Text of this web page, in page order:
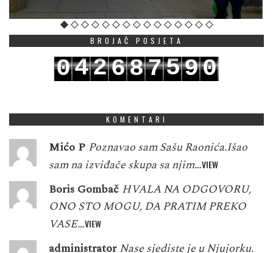
BROJAČ POSJETA
042687590
KOMENTARI
Mićo P Poznavao sam Sašu Raonića.Išao
sam na izviđače skupa sa njim…VIEW
Boris Gombač HVALA NA ODGOVORU,
ONO STO MOGU, DA PRATIM PREKO
VASE…VIEW
administrator Nase sjediste je u Njujorku.